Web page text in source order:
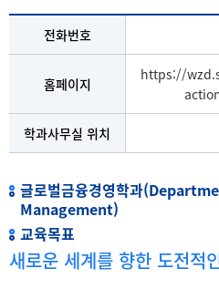
전화번호
홈페이지
https://
학과사무실 위치
글로벌금융경영학과
Management)
교육목표
새로운 세계를 향한 도전적